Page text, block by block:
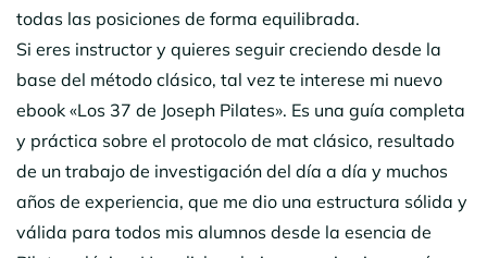
todas las posiciones de forma equilibrada.
Si eres instructor y quieres seguir creciendo desde la
base del método clásico, tal vez te interese mi nuevo
ebook «Los 37 de Joseph Pilates». Es una guía completa
y práctica sobre el protocolo de mat clásico, resultado
de un trabajo de investigación del día a día y muchos
años de experiencia, que me dio una estructura sólida y
válida para todos mis alumnos desde la esencia de